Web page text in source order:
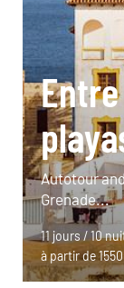
Autotour
Grenade...
11 jours / 10
à partir de